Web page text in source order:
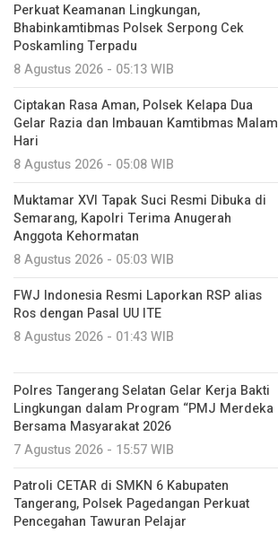
Perkuat Keamanan Lingkungan,
Bhabinkamtibmas Polsek Serpong Cek
Poskamling Terpadu
8 Agustus 2026 - 05:13 WIB
Ciptakan Rasa Aman, Polsek Kelapa Dua
Gelar Razia dan Imbauan Kamtibmas Malam
Hari
8 Agustus 2026 - 05:08 WIB
Muktamar XVI Tapak Suci Resmi Dibuka di
Semarang, Kapolri Terima Anugerah
Anggota Kehormatan
8 Agustus 2026 - 05:03 WIB
FWJ Indonesia Resmi Laporkan RSP alias
Ros dengan Pasal UU ITE
8 Agustus 2026 - 01:43 WIB
Polres Tangerang Selatan Gelar Kerja Bakti
Lingkungan dalam Program “PMJ Merdeka
Bersama Masyarakat 2026
7 Agustus 2026 - 15:57 WIB
Patroli CETAR di SMKN 6 Kabupaten
Tangerang, Polsek Pagedangan Perkuat
Pencegahan Tawuran Pelajar